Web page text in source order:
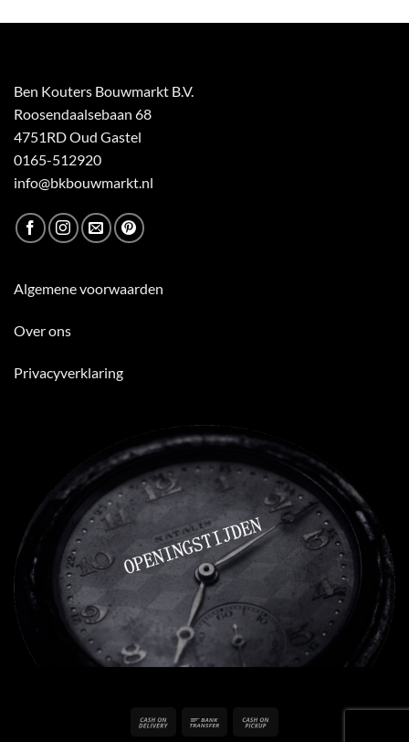
Ben Kouters Bouwmarkt B.V.
Roosendaalsebaan 68
4751RD Oud Gastel
0165-512920
info@bkbouwmarkt.nl
Algemene voorwaarden
Over ons
Privacyverklaring
Cash
Bank